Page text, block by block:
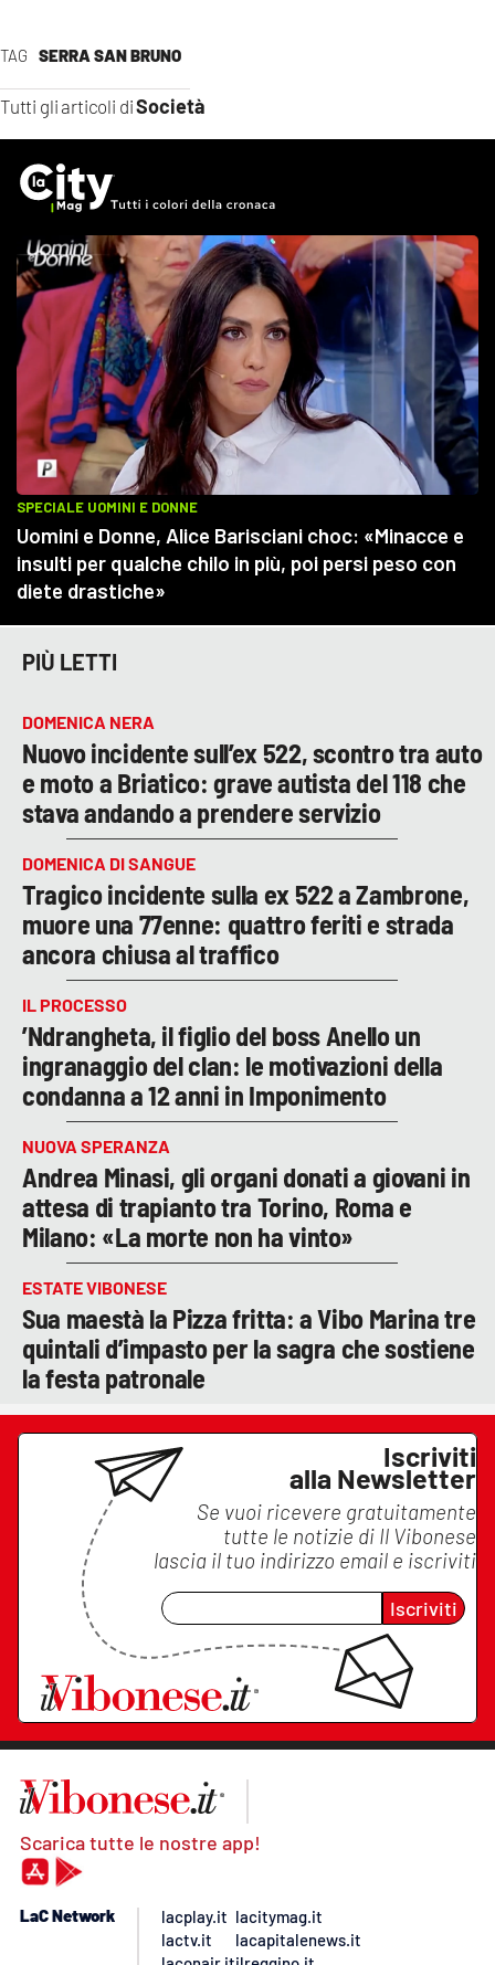
TAG SERRA SAN BRUNO
Tutti gli articoli diSocietà
PIÙ LETTI
DOMENICA NERA
Nuovo incidente sull’ex 522, scontro tra auto
e moto a Briatico: grave autista del 118 che
stava andando a prendere servizio
DOMENICA DI SANGUE
Tragico incidente sulla ex 522 a Zambrone,
muore una 77enne: quattro feriti e strada
ancora chiusa al traffico
IL PROCESSO
’Ndrangheta, il figlio del boss Anello un
ingranaggio del clan: le motivazioni della
condanna a 12 anni in Imponimento
NUOVA SPERANZA
Andrea Minasi, gli organi donati a giovani in
attesa di trapianto tra Torino, Roma e
Milano: «La morte non ha vinto»
ESTATE VIBONESE
Sua maestà la Pizza fritta: a Vibo Marina tre
quintali d’impasto per la sagra che sostiene
la festa patronale
Iscriviti
alla Newsletter
Se vuoi ricevere gratuitamente
tutte le notizie di Il Vibonese
lascia il tuo indirizzo email e iscriviti
Iscriviti
Scarica tutte le nostre app!
LaC Network
lacplay.it
lactv.it
lacitymag.it
lacapitalenews.it